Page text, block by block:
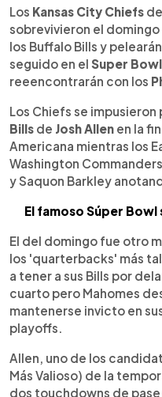
Escuchar
Los Kansas City Chiefs de
sobrevivieron el
los Buffalo Bills y
seguido en el Super Bowl
reeencontrarán con los
Los Chiefs se
Bills de Josh Allen en la
Americana mientras los
Washington
y Saquon Barkley
El famoso Súper
El del domingo fue otro
los 'quarterbacks' más
a tener a sus Bills por
cuarto pero Mahomes
mantenerse invicto en
playoffs.
Allen, uno de los
Más Valioso) de la
dos touchdowns de